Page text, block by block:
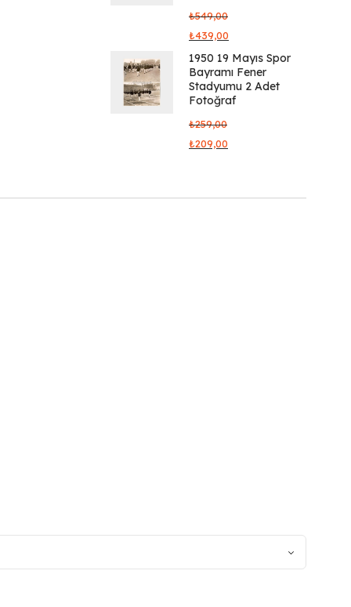
₺549,00
₺439,00
1950 19 Mayıs Spor
Bayramı Fener
Stadyumu 2 Adet
Fotoğraf
₺259,00
₺209,00